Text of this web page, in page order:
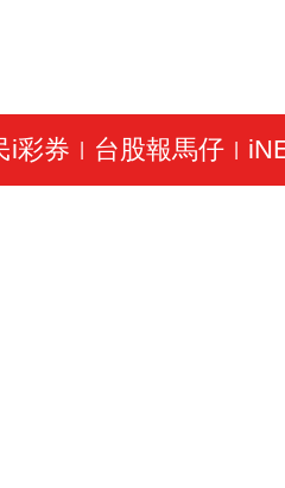
i彩券 台股報馬仔|